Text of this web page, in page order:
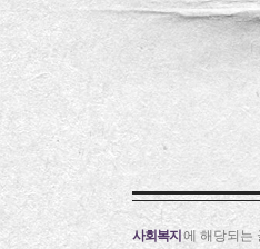
사회복지 에 해당되는